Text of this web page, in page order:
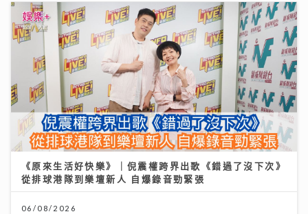
《原來生活好快樂》｜倪震權跨界出歌《錯過了沒下次》
從排球港隊到樂壇新人 自爆錄音勁緊張
06/08/2026